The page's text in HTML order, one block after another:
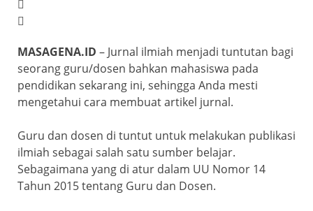
o
k
p a
ss
ro
o
m
MASAGENA.ID – Jurnal ilmiah menjadi tuntutan bagi
seorang guru/dosen bahkan mahasiswa pada
pendidikan sekarang ini, sehingga Anda mesti
mengetahui cara membuat artikel jurnal.
Guru dan dosen di tuntut untuk melakukan publikasi
ilmiah sebagai salah satu sumber belajar.
Sebagaimana yang di atur dalam UU Nomor 14
Tahun 2015 tentang Guru dan Dosen.